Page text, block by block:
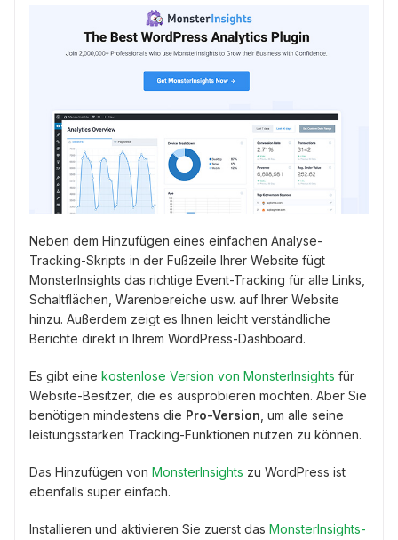
Neben dem Hinzufügen eines einfachen Analyse-
Tracking-Skripts in der Fußzeile Ihrer Website fügt
MonsterInsights das richtige Event-Tracking für alle Links,
Schaltflächen, Warenbereiche usw. auf Ihrer Website
hinzu. Außerdem zeigt es Ihnen leicht verständliche
Berichte direkt in Ihrem WordPress-Dashboard.
Es gibt eine kostenlose Version von MonsterInsights für
Website-Besitzer, die es ausprobieren möchten. Aber Sie
benötigen mindestens die Pro-Version , um alle seine
leistungsstarken Tracking-Funktionen nutzen zu können.
Das Hinzufügen von MonsterInsights zu WordPress ist
ebenfalls super einfach.
Installieren und aktivieren Sie zuerst das MonsterInsights-